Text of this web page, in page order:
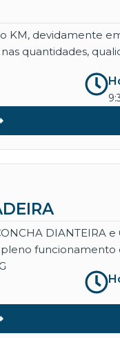
KM, devidamente
quantidades,
DIANTEIRA e